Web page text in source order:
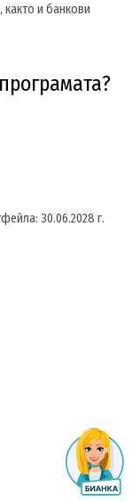
и банкови
30.06.2028 г.